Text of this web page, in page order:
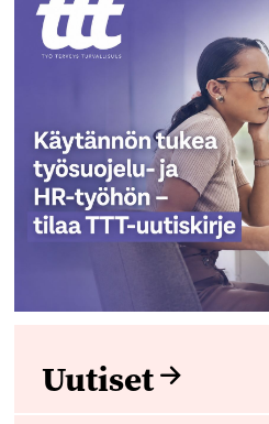
Uutiset